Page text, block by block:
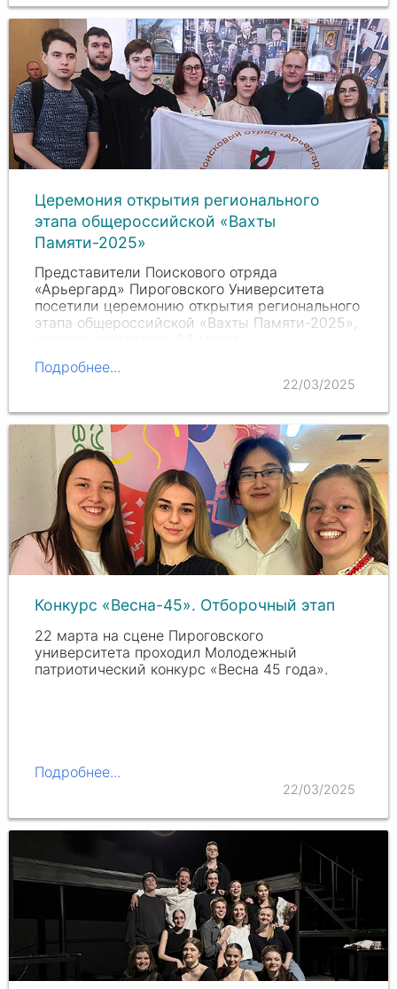
Церемония открытия регионального
этапа общероссийской «Вахты
Памяти-2025»
Представители Поискового отряда
«Арьергард» Пироговского Университета
посетили церемонию открытия регионального
этапа общероссийской «Вахты Памяти-2025»,
Подробнее...
22/03/2025
Конкурс «Весна-45». Отборочный этап
22 марта на сцене Пироговского
университета проходил Молодежный
патриотический конкурс «Весна 45 года».
Подробнее...
22/03/2025